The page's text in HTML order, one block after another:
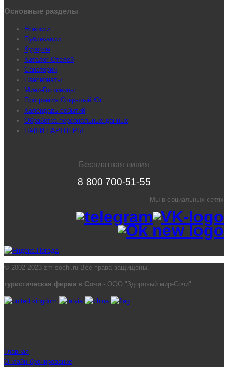
Основные разделы
Новости
Публикации
Курорты
Каталог Отелей
Санатории
Пансионаты
Мини-Гостиницы
Программа Открытый Юг
Календарь событий
Обработка персональных данных
НАШИ ПАРТНЕРЫ
Бесплатная линия
8 800 700-51-55
Мы в социальных сетях
© 2002-2023 zm-sochi.ru Все права защищены.
туристическая фирма в Сочи - ООО "Здоровый мир-Сочи"
Главная
Онлайн бронирование